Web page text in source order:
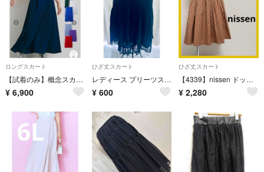
ロングスカート
【試着のみ】概念スカート7点セット
¥ 6,900
ひざ丈スカート
レディース プリーツスカート ブラック ひざ丈 シフォン フレア
¥ 600
ひざ丈スカート
【4339】nissen ドット 膝丈 プリーツスカート L
¥ 2,280